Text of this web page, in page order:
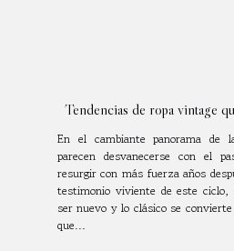
Tendencias de ropa vintage
En el cambiante panorama de
parecen desvanecerse con el
resurgir con más fuerza años
testimonio viviente de este
ser nuevo y lo clásico se
que...